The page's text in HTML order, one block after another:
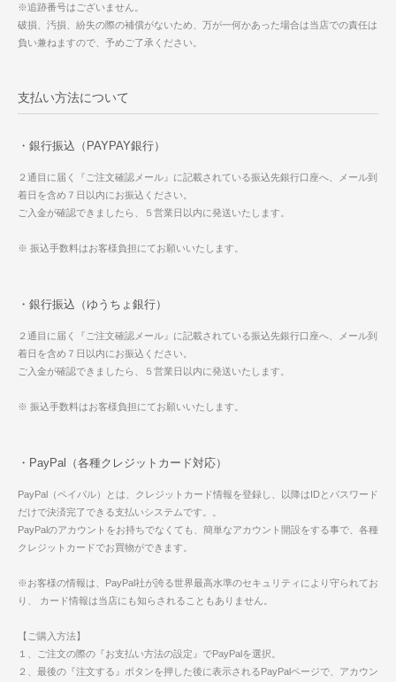
※追跡番号はございません。
破損、汚損、紛失の際の補償がないため、万が一何かあった場合は当店での責任は
負い兼ねますので、予めご了承ください。
支払い方法について
・銀行振込（PAYPAY銀行）
２通目に届く『ご注文確認メール』に記載されている振込先銀行口座へ、メール到
着日を含め７日以内にお振込ください。
ご入金が確認できましたら、５営業日以内に発送いたします。
※ 振込手数料はお客様負担にてお願いいたします。
・銀行振込（ゆうちょ銀行）
２通目に届く『ご注文確認メール』に記載されている振込先銀行口座へ、メール到
着日を含め７日以内にお振込ください。
ご入金が確認できましたら、５営業日以内に発送いたします。
※ 振込手数料はお客様負担にてお願いいたします。
・PayPal（各種クレジットカード対応）
PayPal（ペイパル）とは、クレジットカード情報を登録し、以降はIDとパスワード
だけで決済完了できる支払いシステムです。。
PayPalのアカウントをお持ちでなくても、簡単なアカウント開設をする事で、各種
クレジットカードでお買物ができます。
※お客様の情報は、PayPal社が誇る世界最高水準のセキュリティにより守られてお
り、 カード情報は当店にも知らされることもありません。
【ご購入方法】
１、ご注文の際の『お支払い方法の設定』でPayPalを選択。
２、最後の『注文する』ボタンを押した後に表示されるPayPalページで、アカウン